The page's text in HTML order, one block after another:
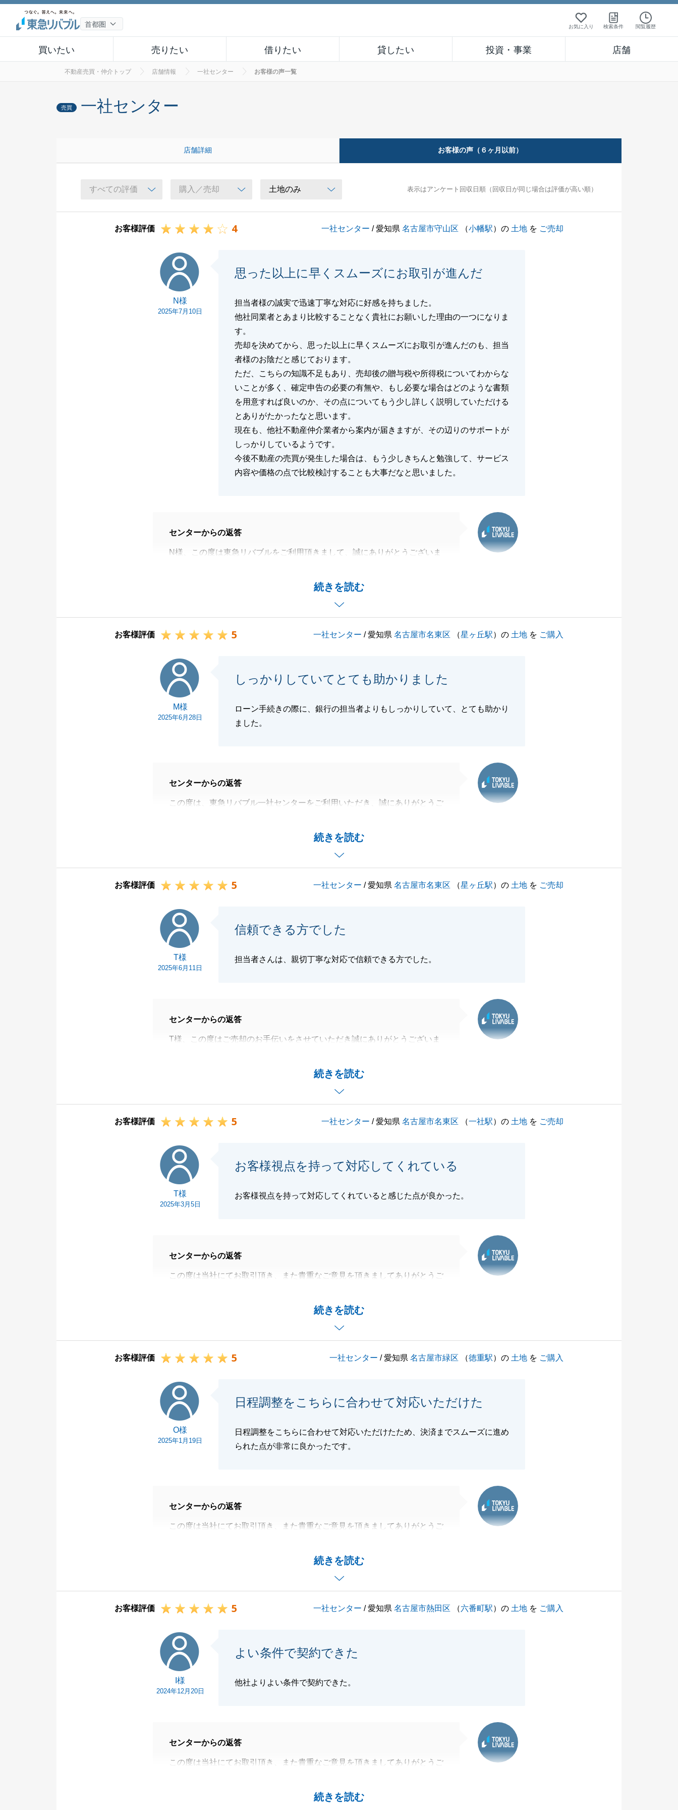
お気に入り 検索条件 閲覧履歴
買いたい 売りたい 借りたい 貸したい 投資・事業 店舗
不動産売買・仲介トップ 店舗情報 一社センター お客様の声一覧
売買 一社センター
店舗詳細 お客様の声（６ヶ月以前）
表示はアンケート回収日順（回収日が同じ場合は評価が高い順）
お客様評価 4 一社センター / 愛知県名古屋市守山区 （小幡駅）の 土地 を ご売却
N様
2025年7月10日
思った以上に早くスムーズにお取引が進んだ
担当者様の誠実で迅速丁寧な対応に好感を持ちました。
他社同業者とあまり比較することなく貴社にお願いした理由の一つになりま
す。
売却を決めてから、思った以上に早くスムーズにお取引が進んだのも、担当
者様のお陰だと感じております。
ただ、こちらの知識不足もあり、売却後の贈与税や所得税についてわからな
いことが多く、確定申告の必要の有無や、もし必要な場合はどのような書類
を用意すれば良いのか、その点についてもう少し詳しく説明していただける
とありがたかったなと思います。
現在も、他社不動産仲介業者から案内が届きますが、その辺りのサポートが
しっかりしているようです。
今後不動産の売買が発生した場合は、もう少しきちんと勉強して、サービス
内容や価格の点で比較検討することも大事だなと思いました。
続きを読む
センターからの返答
N様、この度は東急リバブルをご利用頂きまして、誠にありがとうございま
N様のご協力があり、無事に取引を終えることが出来ました。
確定申告の件ですが、遠方でお会いできない中、ご満足いただけるご説明が
お気軽にお声がけください。
今後とも弊社を末永くご愛顧賜りますよう、お願い申し上げます。
お客様評価 5 一社センター / 愛知県名古屋市名東区 （星ヶ丘駅）の 土地 を ご購入
M様
2025年6月28日
しっかりしていてとても助かりました
ローン手続きの際に、銀行の担当者よりもしっかりしていて、とても助かり
ました。
続きを読む
センターからの返答
この度は、東急リバブル一社センターをご利用いただき、誠にありがとうご
お引渡しまでのお手続きにも、迅速にご対応いただき、非常に円滑に進める
素敵な新居が完成しましたら、是非、拝見させていただければ幸いです。
い。
閉じる
お客様評価 5 一社センター / 愛知県名古屋市名東区 （星ヶ丘駅）の 土地 を ご売却
T様
2025年6月11日
信頼できる方でした
担当者さんは、親切丁寧な対応で信頼できる方でした。
続きを読む
センターからの返答
T様、この度はご売却のお手伝いをさせていただき誠にありがとうございま
持分売買および様々な権利関係が関係するご所有不動産でしたが、スムーズ
に好条件でご売却となったのも、T様の多大なるご協力があったからこそと
今後とも宜しくお願いいたします。
お客様評価 5 一社センター / 愛知県名古屋市名東区 （一社駅）の 土地 を ご売却
T様
2025年3月5日
お客様視点を持って対応してくれている
お客様視点を持って対応してくれていると感じた点が良かった。
続きを読む
センターからの返答
この度は当社にてお取引頂き、また貴重なご意見を頂きましてありがとうご
お褒めのお言葉を頂き、誠にありがとうございます。
T様ご所有の不動産の魅力が購入者様にもしっかりと伝わり、良いご縁に繋
た事、感謝申し上げます。
させて頂きます。
お取引は終わりましたが、このご縁はお付合いの始まりです。
今後もどんな些細な事でも構いませんので、お気軽にお声掛け頂きたく存じ
ます。
私共々、今後とも弊社を末永くご愛顧賜りますよう、お願い申し上げます。
お客様評価 5 一社センター / 愛知県名古屋市緑区 （徳重駅）の 土地 を ご購入
O様
2025年1月19日
日程調整をこちらに合わせて対応いただけた
日程調整をこちらに合わせて対応いただけたため、決済までスムーズに進め
られた点が非常に良かったです。
続きを読む
センターからの返答
この度は当社にてお取引頂き、また貴重なご意見を頂きましてありがとうご
お褒めのお言葉を頂き、重ねて感謝申し上げます。
ご紹介にてＯ様とのご縁を頂けたこと、そしてＯ様がご要望されていたエリ
ご主人様も奥様もお仕事で大変お忙しい中、スケジュール調整をして頂き、
今回の取引において、Ｏ様より頂きましたお褒めのお言葉を営業人生の糧と
させて頂きます。
今後もどんな些細な事でも構いませんので、お気軽にお声掛け頂きたく存じ
ます。
私共々、今後とも弊社を末永くご愛顧賜りますよう、お願い申し上げます。
お客様評価 5 一社センター / 愛知県名古屋市熱田区 （六番町駅）の 土地 を ご購入
I様
2024年12月20日
よい条件で契約できた
他社よりよい条件で契約できた。
続きを読む
センターからの返答
この度は当社にてお取引頂き、また貴重なご意見を頂きましてありがとうご
お褒めのお言葉を頂き、重ねて感謝申し上げます。
また、ご紹介にてＩ様とご縁を頂けた事、本当に嬉しく思っております。